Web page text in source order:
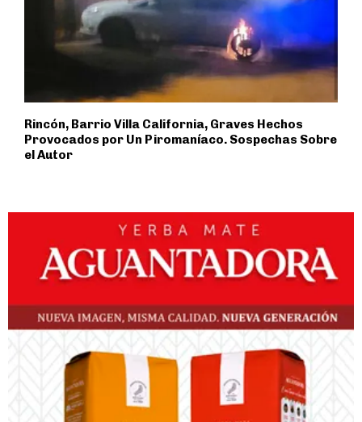
Rincón, Barrio Villa California, Graves Hechos
Provocados por Un Piromaníaco. Sospechas Sobre
el Autor